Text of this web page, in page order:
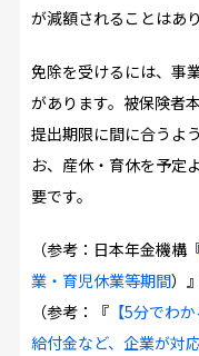
が減額されることはあ
免除を受けるには、事
があります。被保険者
提出期限に間に合うよ
お、産休・育休を予定
要です。
（参考：日本年金機構
業・育児休業等期間）』
（参考：『【5分でわ
給付金など、企業が対